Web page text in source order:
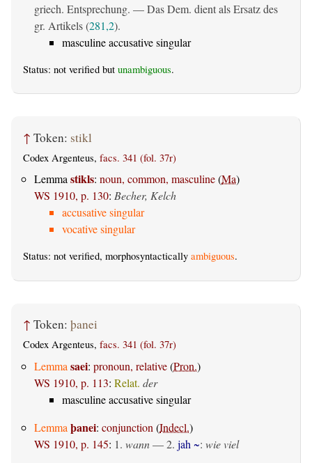
griech. Entsprechung. — Das Dem. dient als Ersatz des
gr. Artikels (281,2).
masculine accusative singular
Status: not verified but unambiguous.
↑ Token: stikl
Codex Argenteus, facs. 341 (fol. 37r)
Lemmastikls: noun, common, masculine(Ma)
WS 1910, p. 130: Becher, Kelch
accusative singular
vocative singular
Status: not verified, morphosyntactically ambiguous.
↑ Token: þanei
Codex Argenteus, facs. 341 (fol. 37r)
Lemma saei: pronoun, relative(Pron.)
WS 1910, p. 113: Relat. der
masculine accusative singular
Lemma þanei: conjunction (Indecl.)
WS 1910, p. 145: 1. wann— 2. jah ~: wie viel